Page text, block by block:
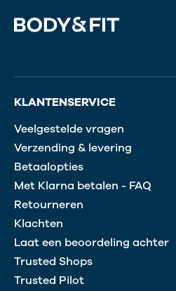
KLANTENSERVICE
Veelgestelde vragen
Verzending & levering
Betaalopties
Met Klarna betalen - FAQ
Retourneren
Klachten
Laat een beoordeling achter
Trusted Shops
Trusted Pilot